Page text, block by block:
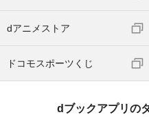
dアニメストア
ドコモスポーツくじ
dブックアプリの